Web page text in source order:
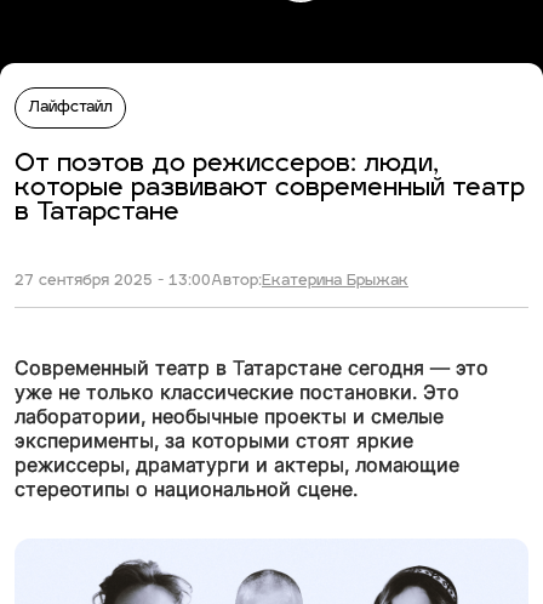
Лайфстайл
От поэтов до режиссеров: люди,
которые развивают современный театр
в Татарстане
27 сентября 2025 - 13:00Автор:Екатерина Брыжак
Современный театр в Татарстане сегодня — это
уже не только классические постановки. Это
лаборатории, необычные проекты и смелые
эксперименты, за которыми стоят яркие
режиссеры, драматурги и актеры, ломающие
стереотипы о национальной сцене.